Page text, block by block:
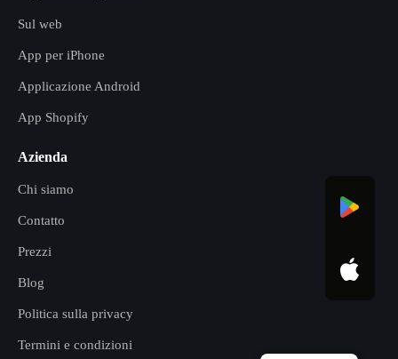
Sul web
App per iPhone
Applicazione Android
App Shopify
Azienda
Chi siamo
Contatto
Prezzi
Blog
Politica sulla privacy
Termini e condizioni